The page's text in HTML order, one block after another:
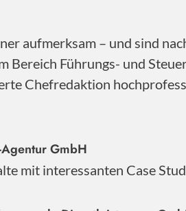
aufmerksam – und sind
Bereich Führungs- und
Chefredaktion
GmbH
mit interessanten Case